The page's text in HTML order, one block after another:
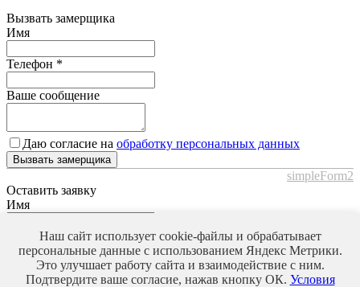
Вызвать замерщика
Имя
Телефон *
Ваше сообщение
Даю согласие на обработку персональных данных
Вызвать замерщика
simpleForm2
Оставить заявку
Имя
Телефон*
Ваше сообщение
Наш сайт использует cookie-файлы и обрабатывает
персональные данные с использованием Яндекс Метрики.
Это улучшает работу сайта и взаимодействие с ним.
Подтвердите ваше согласие, нажав кнопку ОК. Условия